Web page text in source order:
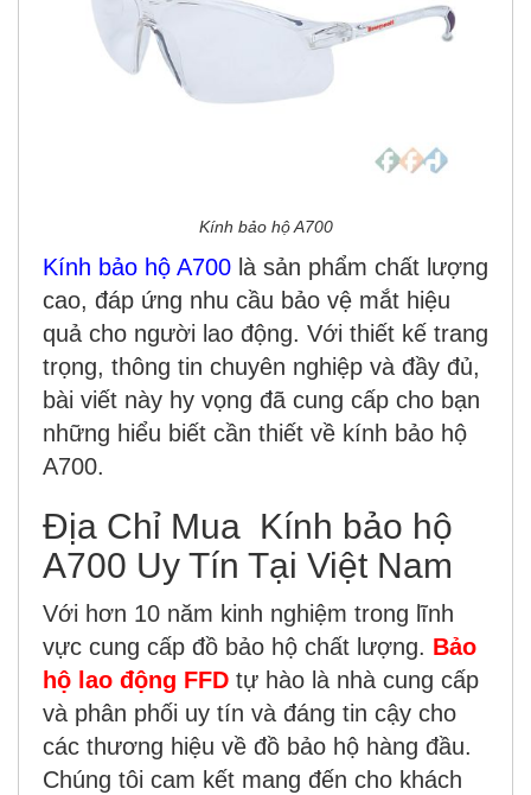
Kính bảo hộ A700
Kính bảo hộ A700 là sản phẩm chất lượng
cao, đáp ứng nhu cầu bảo vệ mắt hiệu
quả cho người lao động. Với thiết kế trang
trọng, thông tin chuyên nghiệp và đầy đủ,
bài viết này hy vọng đã cung cấp cho bạn
những hiểu biết cần thiết về kính bảo hộ
A700.
Địa Chỉ Mua Kính bảo hộ
A700 Uy Tín Tại Việt Nam
Với hơn 10 năm kinh nghiệm trong lĩnh
vực cung cấp đồ bảo hộ chất lượng. Bảo
hộ lao động FFD tự hào là nhà cung cấp
và phân phối uy tín và đáng tin cậy cho
các thương hiệu về đồ bảo hộ hàng đầu.
Chúng tôi cam kết mang đến cho khách